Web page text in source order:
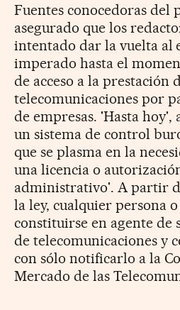
Fuentes conocedoras del
asegurado que los
intentado dar la vuelta al
imperado hasta el
de acceso a la prestación
telecomunicaciones por
de empresas. 'Hasta hoy',
un sistema de control
que se plasma en la
una licencia o
administrativo'. A partir
la ley, cualquier persona
constituirse en agente de
de telecomunicaciones y
con sólo notificarlo a la
Mercado de las